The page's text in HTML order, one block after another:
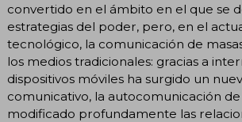
convertido en el ámbito en el que se
estrategias del poder, pero, en el
tecnológico, la comunicación de
los medios tradicionales: gracias a
dispositivos móviles ha surgido un
comunicativo, la autocomunicación de
modificado profundamente las